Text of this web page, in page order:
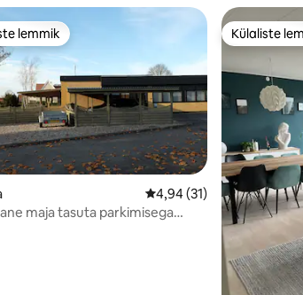
5, 11 hinnangut
lemmik
lemmik
Keskmine hinnang 4,94/
4,94 (31)
maja tasuta parkimisega
Külaliste
Külaliste